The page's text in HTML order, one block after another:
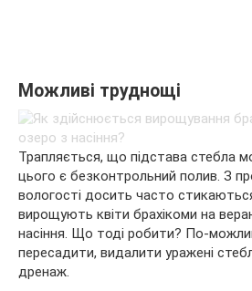
Можливі труднощі
Трапляється, що підстава стебла
цього є безконтрольний полив. З
вологості досить часто стикаються
вирощують квіти брахікоми на
насіння. Що тоді робити? По-
пересадити, видалити уражені
дренаж.